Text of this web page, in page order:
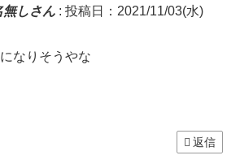
無しさん : 投稿日：2021/11/03(水)
なりそうやな
返信